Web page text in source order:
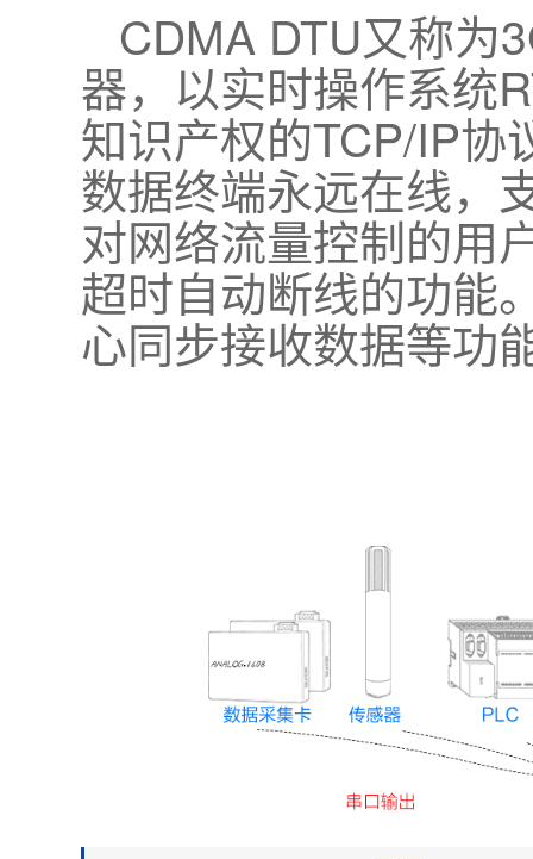
CDMA DTU又称为
器，以实时操作系统
知识产权的TCP/IP协
数据终端永远在线，
对网络流量控制的用
超时自动断线的功能
心同步接收数据等功